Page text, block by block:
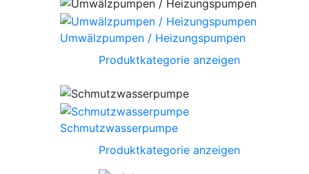
Umwälzpumpen / Heizungspumpen
Produktkategorie anzeigen
Schmutzwasserpumpe
Produktkategorie anzeigen